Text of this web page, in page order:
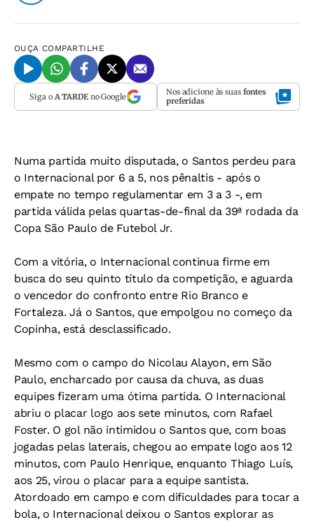
OUÇA COMPARTILHE
Siga o A TARDEno Google Nos adicione às suas fontes
preferidas
Numa partida muito disputada, o Santos perdeu para
o Internacional por 6 a 5, nos pênaltis - após o
empate no tempo regulamentar em 3 a 3 -, em
partida válida pelas quartas-de-final da 39ª rodada da
Copa São Paulo de Futebol Jr.
Com a vitória, o Internacional continua firme em
busca do seu quinto título da competição, e aguarda
o vencedor do confronto entre Rio Branco e
Fortaleza. Já o Santos, que empolgou no começo da
Copinha, está desclassificado.
Mesmo com o campo do Nicolau Alayon, em São
Paulo, encharcado por causa da chuva, as duas
equipes fizeram uma ótima partida. O Internacional
abriu o placar logo aos sete minutos, com Rafael
Foster. O gol não intimidou o Santos que, com boas
jogadas pelas laterais, chegou ao empate logo aos 12
minutos, com Paulo Henrique, enquanto Thiago Luís,
aos 25, virou o placar para a equipe santista.
Atordoado em campo e com dificuldades para tocar a
bola, o Internacional deixou o Santos explorar as